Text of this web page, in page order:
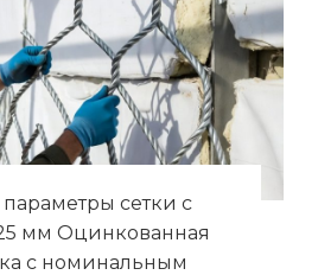
сетки с
мм Оцинкованная
с номинальным